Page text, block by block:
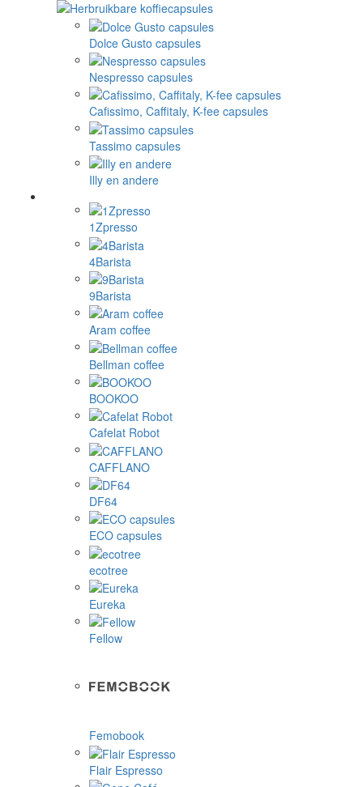
Dolce Gusto capsules
Nespresso capsules
Cafissimo, Caffitaly, K-fee capsules
Tassimo capsules
Illy en andere
1Zpresso
4Barista
9Barista
Aram coffee
Bellman coffee
BOOKOO
Cafelat Robot
CAFFLANO
DF64
ECO capsules
ecotree
Eureka
Fellow
Femobook
Flair Espresso